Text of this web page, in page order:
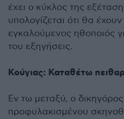
έχει ο κύκλος της
υπολογίζεται ότι θα
εγκαλούμενος ηθοποιός
του εξηγήσεις.
Κούγιας: Καταθέτω
Εν τω μεταξύ, ο
προφυλακισμένου